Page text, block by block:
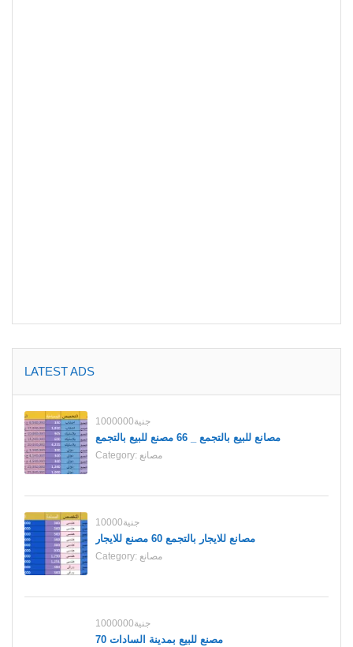
LATEST ADS
1000000جنية
مصانع للبيع بالتجمع _ 66 مصنع للبيع بالتجمع
Category: مصانع
10000جنية
مصانع للايجار بالتجمع 60 مصنع للايجار
Category: مصانع
1000000جنية
70 مصنع للبيع بمدينة السادات